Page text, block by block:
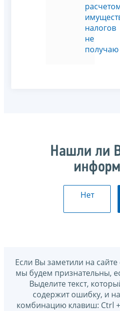
налогов
не
получаю
Нашли ли
Нет
Если Вы заметили на
мы будем признательны,
Выделите текст,
содержит ошибку, и
комбинацию клавиш: Ctrl